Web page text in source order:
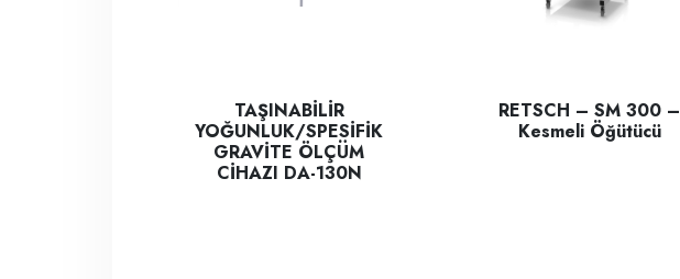
TAŞINABİLİR
YOĞUNLUK/SPESİFİK
GRAVİTE ÖLÇÜM
CİHAZI DA-130N
RETSCH – SM 300 –
Kesmeli Öğütücü